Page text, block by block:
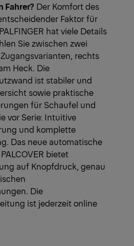
Fahrer? Der Komfort des
Faktor für
hat viele Details
Sie zwischen zwei
rechts
Heck. Die
ist stabiler und
sowie praktische
für Schaufel und
vor Serie: Intuitive
und komplette
Das neue automatische
bietet
auf Knopfdruck, genau
Die
ist jederzeit online